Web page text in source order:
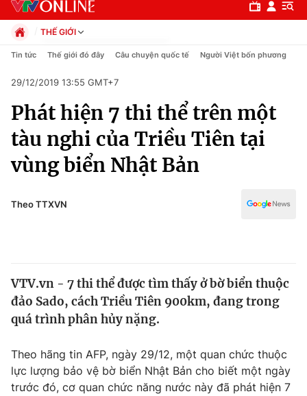
Chuyên mục
Chính trị
Xã hội
Pháp luật
Thế giới
Tin tức
Câu chuyện quốc tế
Kinh tế
Tài chính
Thị trường
Dữ liệu và đời sống
THẾ GIỚI
Chính trị
Pháp luật
Kinh tế
Thể thao
Truyền hình
Văn hóa - Giải trí
Y tế
Tin tức Thế giới đó đây Câu chuyện quốc tế Người Việt bốn phương
29/12/2019 13:55 GMT+7
Phát hiện 7 thi thể trên một
tàu nghi của Triều Tiên tại
vùng biển Nhật Bản
Theo TTXVN
VTV.vn - 7 thi thể được tìm thấy ở bờ biển thuộc
đảo Sado, cách Triều Tiên 900km, đang trong
quá trình phân hủy nặng.
Theo hãng tin AFP, ngày 29/12, một quan chức thuộc
lực lượng bảo vệ bờ biển Nhật Bản cho biết một ngày
trước đó, cơ quan chức năng nước này đã phát hiện 7